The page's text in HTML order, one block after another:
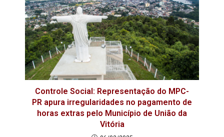
Controle Social: Representação do MPC-
PR apura irregularidades no pagamento de
horas extras pelo Município de União da
Vitória